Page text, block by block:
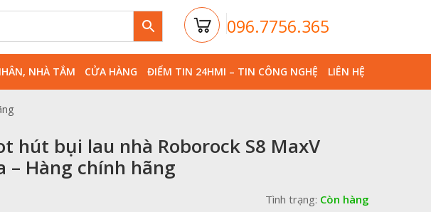
096.7756.365
NHÀ TẮM CỬA HÀNG ĐIỂM TIN 24HMI – TIN CÔNG NGHỆ LIÊN HỆ
hút bụi lau nhà Roborock S8 MaxV
– Hàng chính hãng
Tình trạng: Còn hàng